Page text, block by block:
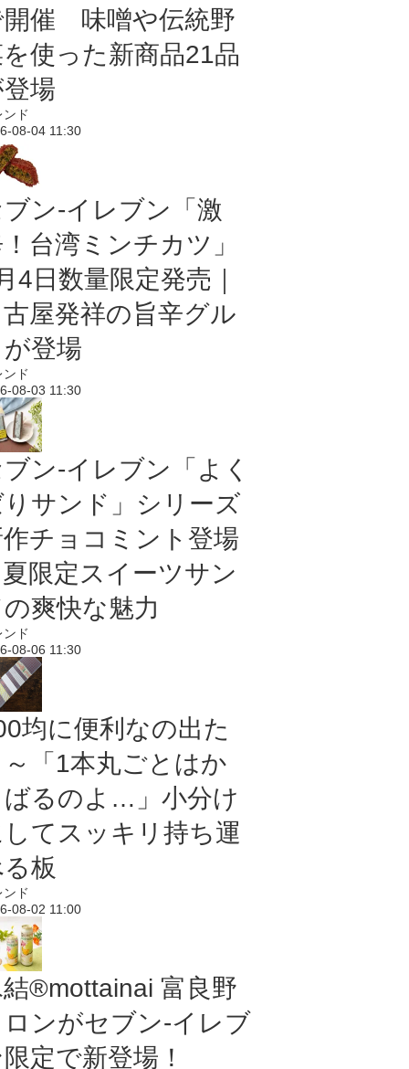
開催 味噌や伝統野
使った新商品21品
場
ンド
08-04 11:30
ン-イレブン「激
台湾ミンチカツ」
4日数量限定発売｜
屋発祥の旨辛グル
登場
ンド
08-03 11:30
ン‐イレブン「よく
サンド」シリーズ
チョコミント登場
限定スイーツサン
爽快な魅力
ンド
08-06 11:30
均に便利なの出た
「1本丸ごとはか
るのよ…」小分け
てスッキリ持ち運
板
ンド
08-02 11:00
®mottainai 富良野
ンがセブン‐イレブ
定で新登場！